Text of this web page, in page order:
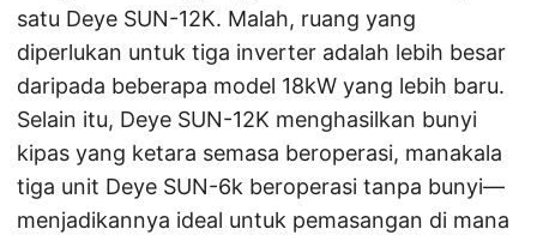
satu Deye SUN-12K. Malah, ruang yang
diperlukan untuk tiga inverter adalah lebih besar
daripada beberapa model 18kW yang lebih baru.
Selain itu, Deye SUN-12K menghasilkan bunyi
kipas yang ketara semasa beroperasi, manakala
tiga unit Deye SUN-6k beroperasi tanpa bunyi—
menjadikannya ideal untuk pemasangan di mana